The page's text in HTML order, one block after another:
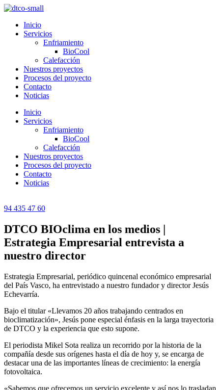
Inicio
Servicios
Enfriamiento
BioCool
Calefacción
Nuestros proyectos
Procesos del proyecto
Contacto
Noticias
Inicio
Servicios
Enfriamiento
BioCool
Calefacción
Nuestros proyectos
Procesos del proyecto
Contacto
Noticias
94 435 47 60
DTCO BIOclima en los medios |
Estrategia Empresarial entrevista a
nuestro director
Estrategia Empresarial, periódico quincenal económico empresarial
del País Vasco, ha entrevistado a nuestro fundador y director Jesús
Echevarría.
Bajo el titular «Llevamos 20 años trabajando centrados en
bioclimatización», Jesús pone especial énfasis en la larga trayectoria
de DTCO y la experiencia que esto supone.
El periodista Mikel Sota realiza un recorrido por la historia de la
compañía desde sus orígenes hasta el día de hoy y, se encarga de
destacar una de las importantes líneas de crecimiento: la energía
fotovoltaica.
«Sabemos que ofrecemos un servicio excelente y así nos lo trasladan